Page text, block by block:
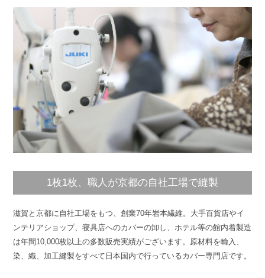
1枚1枚、職人が京都の自社工場で縫製
滋賀と京都に自社工場をもつ、創業70年岩本繊維。大手百貨店やイ
ンテリアショップ、寝具店へのカバーの卸し、ホテル等の館内着製造
は年間10,000枚以上の多数販売実績がございます。原材料を輸入、
染、織、加工縫製をすべて日本国内で行っているカバー専門店です。